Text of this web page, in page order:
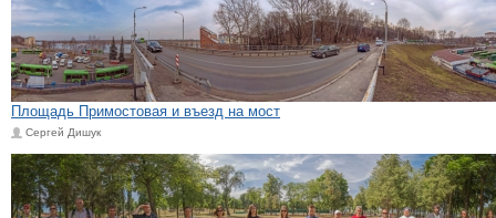
Площадь Примостовая и въезд на мост
Сергей Дишук